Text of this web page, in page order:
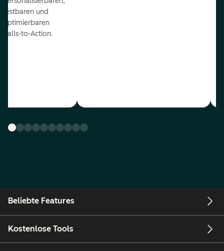
testbaren und
optimierbaren
Calls-to-Action.
Beliebte Features
Kostenlose Tools